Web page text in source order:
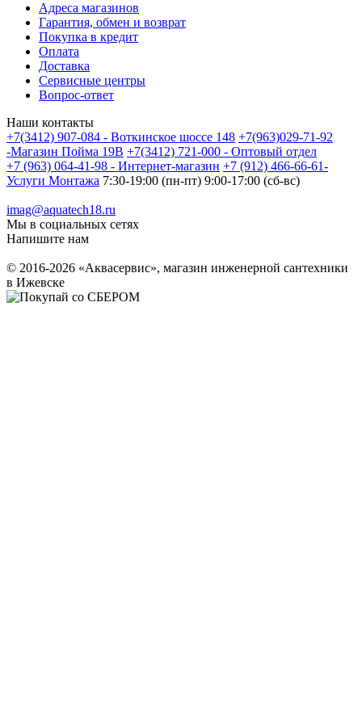
Адреса магазинов
Гарантия, обмен и возврат
Покупка в кредит
Оплата
Доставка
Сервисные центры
Вопрос-ответ
Наши контакты
+7(3412) 907-084 - Воткинское шоссе 148 +7(963)029-71-92
-Магазин Пойма 19В +7(3412) 721-000 - Оптовый отдел
+7 (963) 064-41-98 - Интернет-магазин +7 (912) 466-66-61-
Услуги Монтажа 7:30-19:00 (пн-пт) 9:00-17:00 (сб-вс)
imag@aquatech18.ru
Мы в социальных сетях
Напишите нам
© 2016-2026 «Аквасервис», магазин инженерной сантехники
в Ижевске